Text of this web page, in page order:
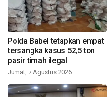
Polda Babel tetapkan empat
tersangka kasus 52,5 ton
pasir timah ilegal
Jumat, 7 Agustus 2026